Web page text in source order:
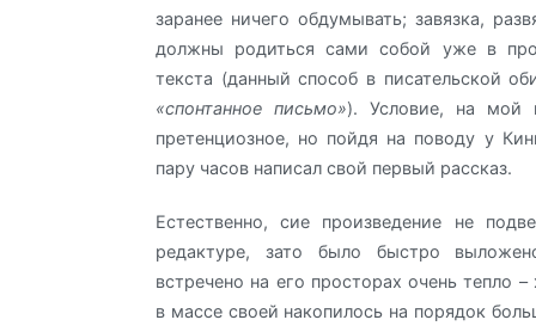
заранее ничего обдумывать; завязка,
должны родиться сами собой уже в
текста (данный способ в писательской
«спонтанное письмо»). Условие, на мой
претенциозное, но пойдя на поводу у
пару часов написал свой первый рассказ.
Естественно, сие произведение не
редактуре, зато было быстро
встречено на его просторах очень тепло
в массе своей накопилось на порядок